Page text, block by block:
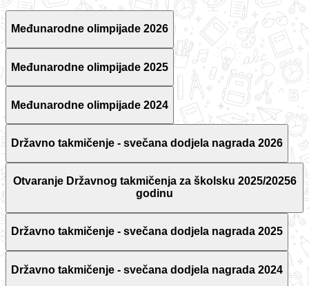
Međunarodne olimpijade 2026
Međunarodne olimpijade 2025
Međunarodne olimpijade 2024
Državno takmičenje - svečana dodjela nagrada 2026
Otvaranje Državnog takmičenja za školsku 2025/20256
godinu
Državno takmičenje - svečana dodjela nagrada 2025
Državno takmičenje - svečana dodjela nagrada 2024